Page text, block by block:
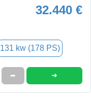
32.440 €
131 kw (178 PS)
➦ ➜